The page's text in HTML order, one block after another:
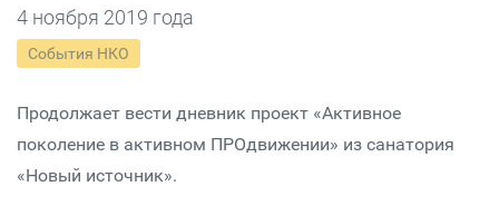
4 ноября 2019 года
События НКО
Продолжает вести дневник проект «Активное
поколение в активном ПРОдвижении» из санатория
«Новый источник».